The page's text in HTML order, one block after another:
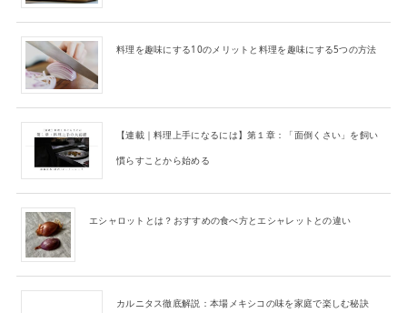
料理を趣味にする10のメリットと料理を趣味にする5つの方法
【連載｜料理上手になるには】第１章：「面倒くさい」を飼い
慣らすことから始める
エシャロットとは？おすすめの食べ方とエシャレットとの違い
カルニタス徹底解説：本場メキシコの味を家庭で楽しむ秘訣